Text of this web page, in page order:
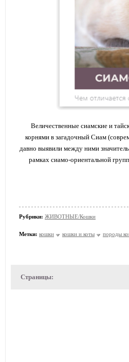
Величественные сиамские и
корнями в загадочный Сиам
давно выявили между ними
рамках сиамо-ориентальной
Рубрики: ЖИВОТНЫЕ/Кошки
Метки: кошки кошки и коты породы
Страницы: